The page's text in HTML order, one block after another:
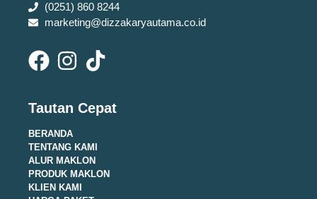
(0251) 860 8244
marketing@dizzakaryautama.co.id
Tautan Cepat
BERANDA
TENTANG KAMI
ALUR MAKLON
PRODUK MAKLON
KLIEN KAMI